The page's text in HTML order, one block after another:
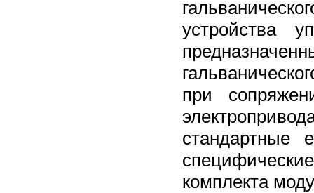
устройства
при
стандартные
комплекта